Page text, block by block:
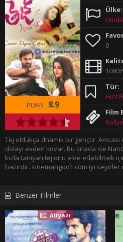
PUAN : 8.9
Ülke:
0
1080P
Tür:
Hint
Dram,
Film
Tej oldukça dnamik bir gençtir. Amcası
dolayı evden kovar. Bu sırada ise
kızla tanışan tej onu elde edebilmek
hazırdır. sinemangoo1.com iyi seyirler
Benzer Filmler
Altyazı